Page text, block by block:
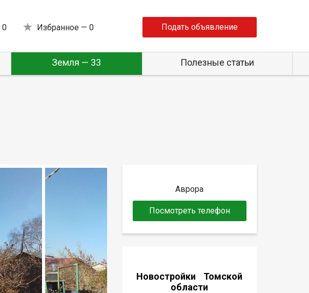
0 Избранное — 0 Подать объявление
Земля — 33 Полезные статьи
Аврора
Посмотреть телефон
Новостройки Томской
области